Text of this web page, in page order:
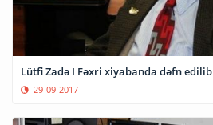
Lütfi Zadə I Fəxri xiyabanda dəfn edilib
29-09-2017